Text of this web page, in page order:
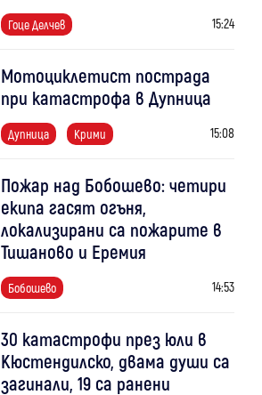
Гоце Делчев 15:24
Мотоциклетист пострада
при катастрофа в Дупница
Дупница Крими 15:08
Пожар над Бобошево: четири
екипа гасят огъня,
локализирани са пожарите в
Тишаново и Еремия
Бобошево 14:53
30 катастрофи през юли в
Кюстендилско, двама души са
загинали, 19 са ранени